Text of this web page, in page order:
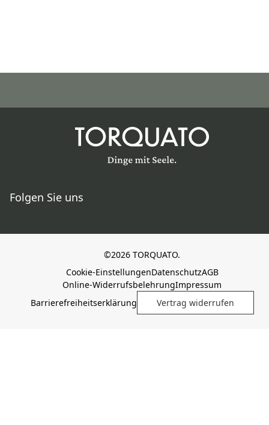
Folgen Sie uns
©2026 TORQUATO.
Cookie-EinstellungenDatenschutzAGB
Online-WiderrufsbelehrungImpressum
Barrierefreiheitserklärung
Vertrag widerrufen